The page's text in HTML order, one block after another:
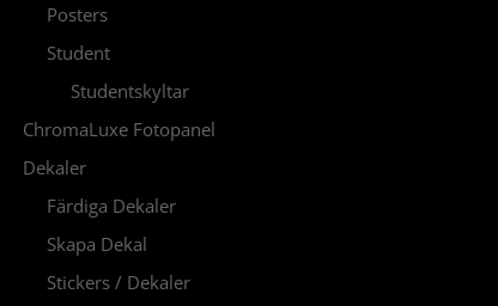
Posters
Student
Studentskyltar
ChromaLuxe Fotopanel
Dekaler
Färdiga Dekaler
Skapa Dekal
Stickers / Dekaler